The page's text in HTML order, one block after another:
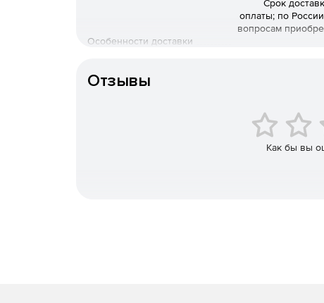
Особенности доставки
Срок
оплаты; по
вопросам
Отзывы
Как бы вы